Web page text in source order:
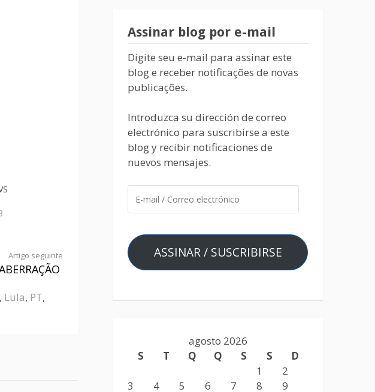
Artigo seguinte
, Lula, PT,
Assinar blog por e-mail
Digite seu e-mail para assinar este
blog e receber notificações de novas
publicações.
Introduzca su dirección de correo
electrónico para suscribirse a este
blog y recibir notificaciones de
nuevos mensajes.
ASSINAR / SUSCRIBIRSE
agosto 2026
S
T Q Q S S
D
1
2
3
4 5 6 7 8
9